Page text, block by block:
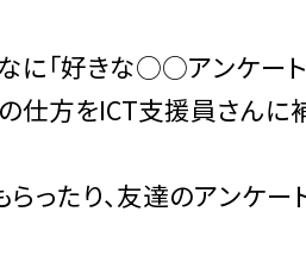
「好きな○○アンケート
仕方をICT支援員さんに
ったり、友達のアンケー